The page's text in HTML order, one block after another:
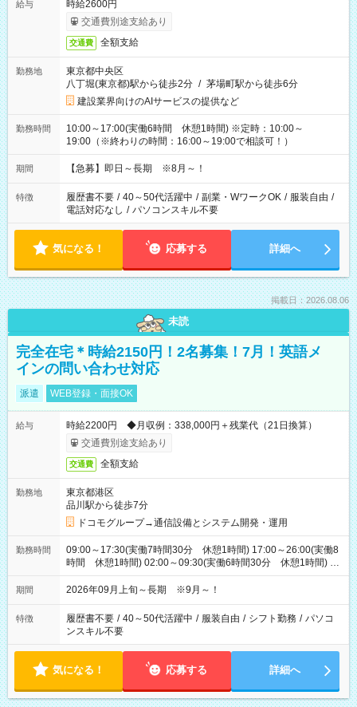
給与
時給2600円
交通費別途支給あり
交通費 全額支給
勤務地
東京都中央区
八丁堀(東京都)駅から徒歩2分 / 茅場町駅から徒歩6分
建設業界向けのAIサービスの提供など
勤務時間
10:00～17:00(実働6時間 休憩1時間) ※定時：10:00～
19:00（※終わりの時間：16:00～19:00で相談可！）
期間 【急募】即日～長期 ※8月～！
特徴 履歴書不要 / 40～50代活躍中 / 副業・WワークOK / 服装自由 /
電話対応なし / パソコンスキル不要
気になる！ 応募する 詳細へ
掲載日：2026.08.06
未読
完全在宅＊時給2150円！2名募集！7月！英語メ
インの問い合わせ対応
派遣 WEB登録・面接OK
給与
時給2200円 ◆月収例：338,000円＋残業代（21日換算）
交通費別途支給あり
交通費 全額支給
勤務地
東京都港区
品川駅から徒歩7分
ドコモグループ→通信設備とシステム開発・運用
勤務時間
09:00～17:30(実働7時間30分 休憩1時間) 17:00～26:00(実働8
時間 休憩1時間) 02:00～09:30(実働6時間30分 休憩1時間) ※
日勤は就業時間1/夜勤は就業時間2.3を連続で行って頂きます
期間 2026年09月上旬～長期 ※9月～！
特徴 履歴書不要 / 40～50代活躍中 / 服装自由 / シフト勤務 / パソコ
ンスキル不要
気になる！ 応募する 詳細へ